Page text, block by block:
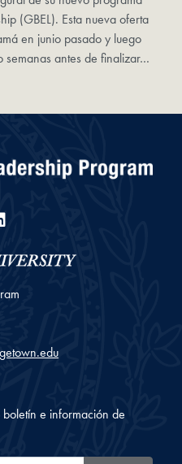
(GBEL). Esta nueva oferta
en junio pasado y luego
semanas antes de finalizar…
LinkedIn
e información de